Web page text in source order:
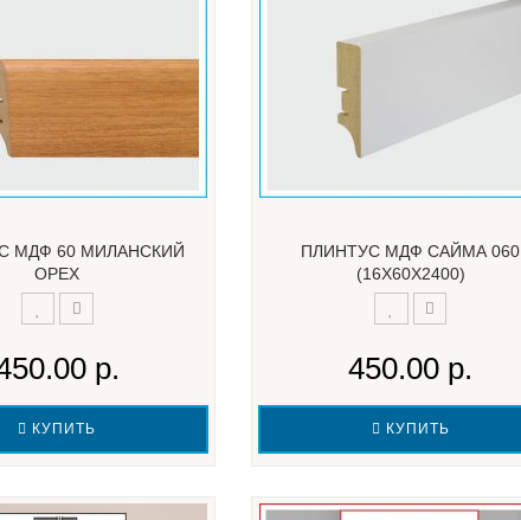
МДФ 60 МИЛАНСКИЙ
ОРЕХ
р.
КУПИТЬ
ПЛИНТУС МДФ САЙМА 060
(16Х60Х2400)
450.00 р.
КУПИТЬ